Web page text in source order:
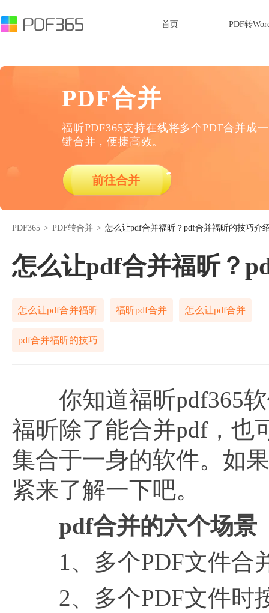
首页 PDF转
PDF合并
福昕PDF365支持在线将多个PDF合并成
键合并，便捷高效。
前往合并
PDF365 > PDF转合并 > 怎么让pdf合并福昕？pdf合并福昕的技巧介
怎么让pdf合并福昕？
怎么让pdf合并福昕 福昕pdf合并 怎么让pdf合并
pdf合并福昕的技巧
你知道福昕pdf365软
福昕除了能合并pdf，也
集合于一身的软件。如
紧来了解一下吧。
pdf合并的六个场景
1、多个PDF文件合
2、多个PDF文件时